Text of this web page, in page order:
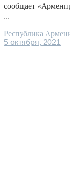
сообщает
...
Республика
5 октября, 2021